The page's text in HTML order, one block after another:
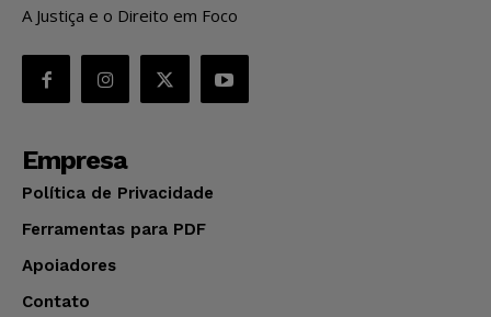
A Justiça e o Direito em Foco
Empresa
Política de Privacidade
Ferramentas para PDF
Apoiadores
Contato